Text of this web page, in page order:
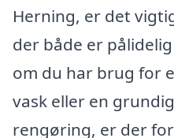
Herning, er det
der både er
om du har brug for
vask eller en
rengøring, er der